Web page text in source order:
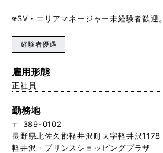
※SV・エリアマネージャー未経験者歓迎。
経験者優遇
雇用形態
正社員
勤務地
〒 389-0102
長野県北佐久郡軽井沢町大字軽井沢1178
軽井沢・プリンスショッピングプラザ